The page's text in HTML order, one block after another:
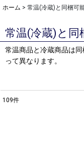
ホーム > 常温(冷蔵)と同梱可
常温(冷蔵)と同
常温商品と冷蔵商品は
って異なります。
109件